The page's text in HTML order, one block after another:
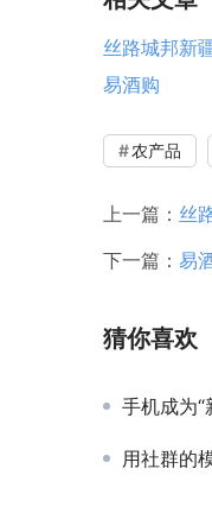
丝路城邦新
易酒购
农产品
上一篇： 丝
下一篇： 易
猜你喜欢
手机成为“
用社群的